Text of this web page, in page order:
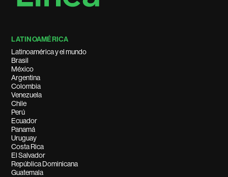
LATINOAMÉRICA
Latinoamérica y el mundo
Brasil
México
Argentina
Colombia
Venezuela
Chile
Perú
Ecuador
Panamá
Uruguay
Costa Rica
El Salvador
República Dominicana
Guatemala